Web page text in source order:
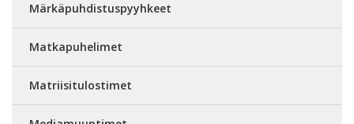
Märkäpuhdistuspyyhkeet
Matkapuhelimet
Matriisitulostimet